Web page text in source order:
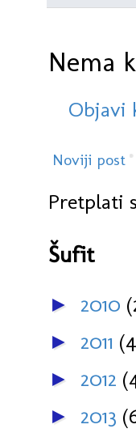
Nema
Objavi
Noviji post
Pretplati
Šufit
► 2010
► 2011
► 2012
► 2013